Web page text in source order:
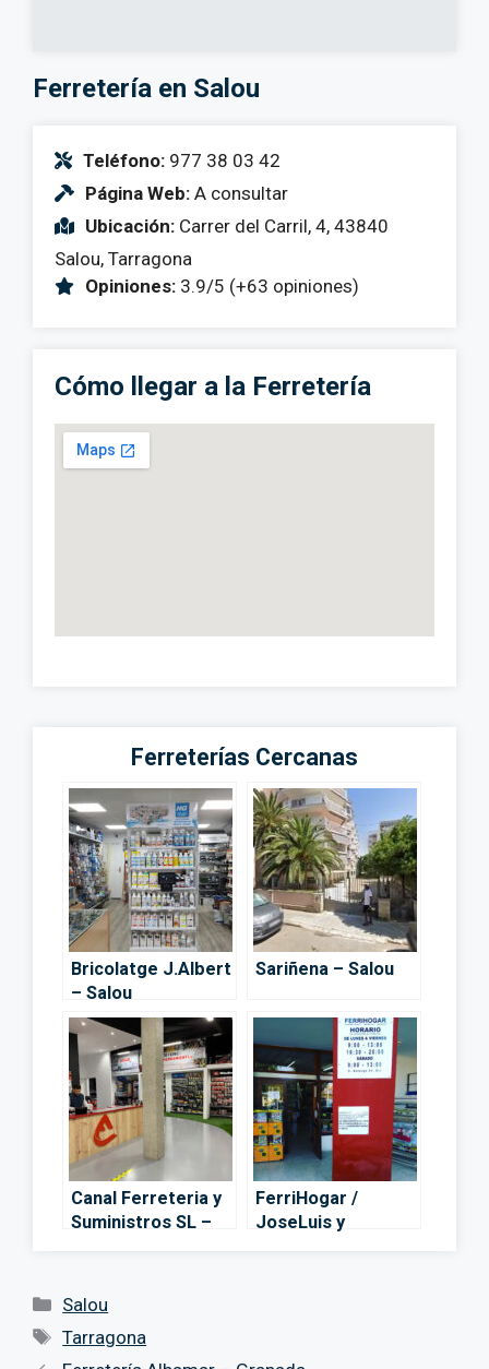
Ferretería en Salou
Teléfono: 977 38 03 42
Página Web: A consultar
Ubicación: Carrer del Carril, 4, 43840
Salou, Tarragona
Opiniones: 3.9/5 (+63 opiniones)
Cómo llegar a la Ferretería
Ferreterías Cercanas
Bricolatge J.Albert
– Salou
Sariñena – Salou
Canal Ferreteria y
Suministros SL –
FerriHogar /
JoseLuis y
Categorías
Salou
Etiquetas
Tarragona